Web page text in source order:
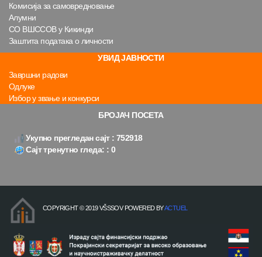
Комисија за самовредновање
Алумни
СО ВШССОВ у Кикинди
Заштита података о личности
УВИД ЈАВНОСТИ
Завршни радови
Одлуке
Избор у звање и конкурси
БРОЈАЧ ПОСЕТА
Укупно прегледан сајт : 752918
Сајт тренутно гледа: : 0
COPYRIGHT © 2019 VŠSSOV POWERED BYACTUEL